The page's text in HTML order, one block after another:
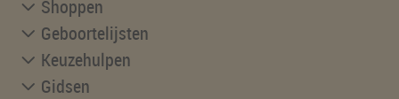
Shoppen
Geboortelijsten
Keuzehulpen
Gidsen